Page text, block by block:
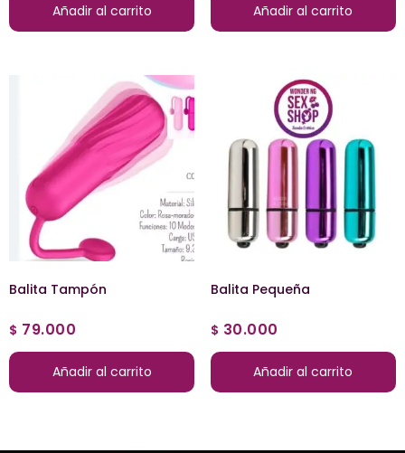
Añadir al carrito Añadir al carrito
Balita Tampón
$ 79.000
Añadir al carrito
Balita Pequeña
$ 30.000
Añadir al carrito